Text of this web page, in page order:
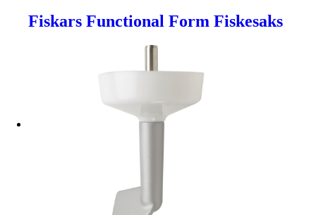
Fiskars Functional Form Fiskesaks